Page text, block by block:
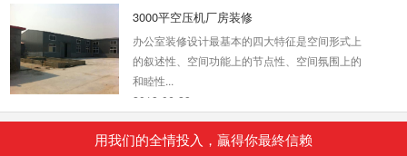
3000平空压机厂房装修
办公室装修设计最基本的四大特征是空间形式上
的叙述性、空间功能上的节点性、空间氛围上的
和睦性...
2018-06-28
福田科技办公室装修
用我们的全情投入，贏得你最終信赖